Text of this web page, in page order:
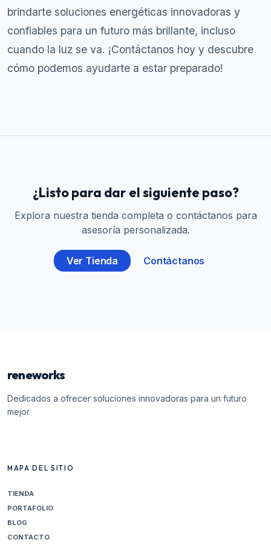
brindarte soluciones energéticas innovadoras y
confiables para un futuro más brillante, incluso
cuando la luz se va. ¡Contáctanos hoy y descubre
cómo podemos ayudarte a estar preparado!
¿Listo para dar el siguiente paso?
Explora nuestra tienda completa o contáctanos para
asesoría personalizada.
Ver Tienda Contáctanos
reneworks
Dedicados a ofrecer soluciones innovadoras para un futuro
mejor.
MAPA DEL SITIO
TIENDA
PORTAFOLIO
BLOG
CONTACTO